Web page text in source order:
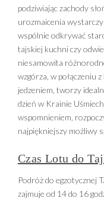
podziwiając zachody
urozmaicenia
wspólnie odkrywać
tajskiej kuchni czy
niesamowita
wzgórza, w połączeniu
jedzeniem, tworzy
dzień w Krainie
wspomnieniem,
najpiękniejszy możliwy
Czas Lotu do
Podróż do egzotycznej
zajmuje od 14 do 16